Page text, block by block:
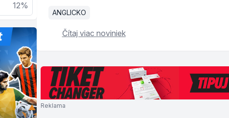
12%
ANGLICKO
Čítaj viac noviniek
Reklama